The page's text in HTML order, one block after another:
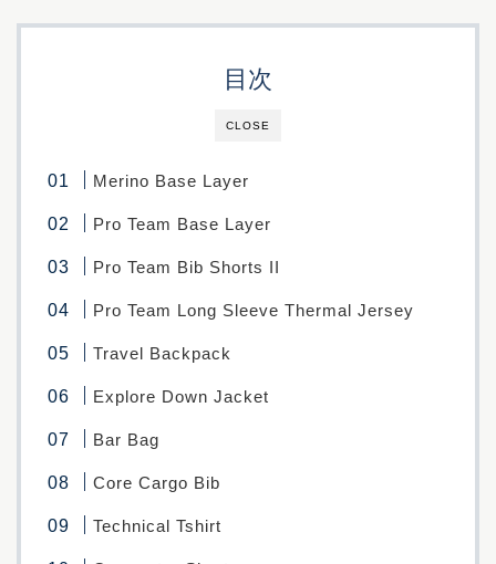
CLOSE
目次
Merino Base Layer
Pro Team Base Layer
Pro Team Bib Shorts II
Pro Team Long Sleeve Thermal Jersey
Travel Backpack
Explore Down Jacket
Bar Bag
Core Cargo Bib
Technical Tshirt